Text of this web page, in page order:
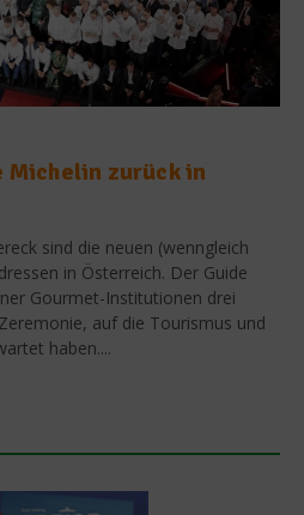
Michelin zurück in
sind die neuen (wenngleich
in Österreich. Der Guide
Gourmet-Institutionen drei
auf die Tourismus und
haben....